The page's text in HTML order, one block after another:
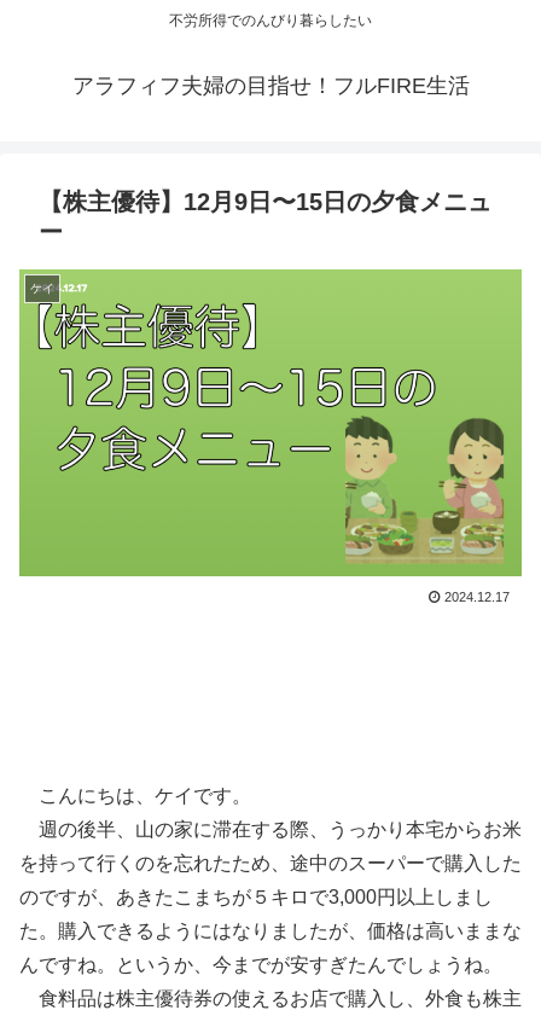
不労所得でのんびり暮らしたい
アラフィフ夫婦の目指せ！フルFIRE生活
【株主優待】12月9日〜15日の夕食メニュ
ー
ケイ
2024.12.17
こんにちは、ケイです。
週の後半、山の家に滞在する際、うっかり本宅からお米
を持って行くのを忘れたため、途中のスーパーで購入した
のですが、あきたこまちが５キロで3,000円以上しまし
た。購入できるようにはなりましたが、価格は高いままな
んですね。というか、今までが安すぎたんでしょうね。
食料品は株主優待券の使えるお店で購入し、外食も株主